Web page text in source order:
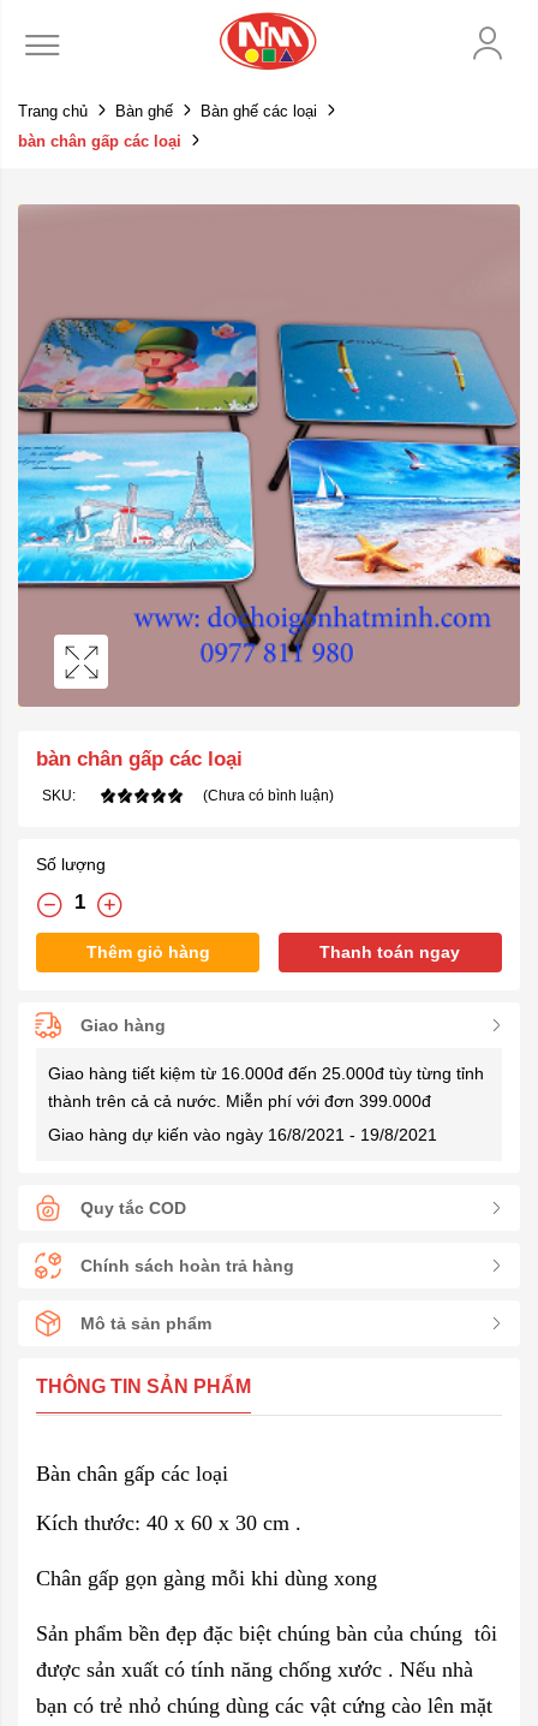
Trang chủ Bàn ghế
Bàn ghế các loại
bàn chân gấp các loại
bàn chân gấp các loại
SKU: (Chưa có bình luận)
Số lượng
Thêm giỏ hàng Thanh toán ngay
Giao hàng
Giao hàng tiết kiệm từ 16.000đ đến 25.000đ tùy từng tỉnh
thành trên cả cả nước. Miễn phí với đơn 399.000đ
Giao hàng dự kiến vào ngày 16/8/2021 - 19/8/2021
Quy tắc COD
Chính sách hoàn trả hàng
Mô tả sản phẩm
THÔNG TIN SẢN PHẨM
Bàn chân gấp các loại
Kích thước: 40 x 60 x 30 cm .
Chân gấp gọn gàng mỗi khi dùng xong
Sản phẩm bền đẹp đặc biệt chúng bàn của chúng tôi
được sản xuất có tính năng chống xước . Nếu nhà
bạn có trẻ nhỏ chúng dùng các vật cứng cào lên mặt